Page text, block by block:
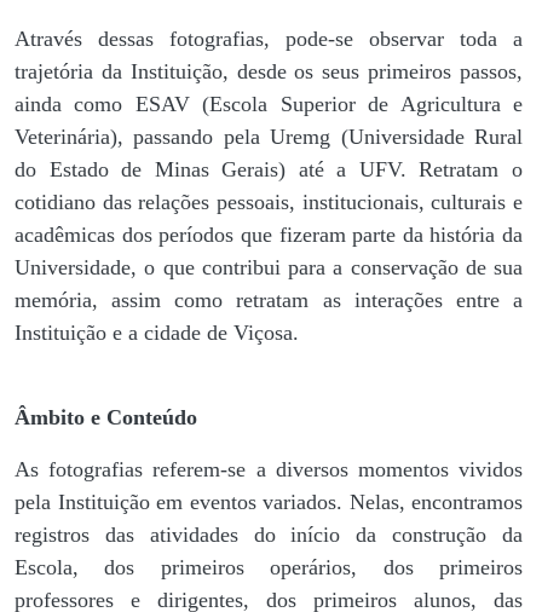
Através dessas fotografias, pode-se observar toda a
trajetória da Instituição, desde os seus primeiros passos,
ainda como ESAV (Escola Superior de Agricultura e
Veterinária), passando pela Uremg (Universidade Rural
do Estado de Minas Gerais) até a UFV. Retratam o
cotidiano das relações pessoais, institucionais, culturais e
acadêmicas dos períodos que fizeram parte da história da
Universidade, o que contribui para a conservação de sua
memória, assim como retratam as interações entre a
Instituição e a cidade de Viçosa.
Âmbito e Conteúdo
As fotografias referem-se a diversos momentos vividos
pela Instituição em eventos variados. Nelas, encontramos
registros das atividades do início da construção da
Escola, dos primeiros operários, dos primeiros
professores e dirigentes, ​dos primeiros alunos, das